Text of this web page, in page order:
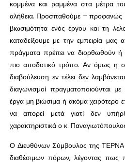
κομμένα και ραμμένα στα μέτρα
αλήθεια. Προσπαθούμε – προφανώς
βιωσιμότητα ενός έργου και τη
καταδείξουμε με την εμπειρία μας
πράγματα πρέπει να διορθωθούν ή
πιο αποδοτικό τρόπο. Αν όμως η
διαβούλευση εν τέλει δεν
διαγωνισμοί πραγματοποιούνται
έργα μη βιώσιμα ή ακόμα χειρότερο
να απορεί μετά γιατί δεν
χαρακτηριστικά ο κ.
Ο Διευθύνων Σύμβουλος της ΤΕΡΝΑ
διαθέσιμων πόρων, λέγοντας πως